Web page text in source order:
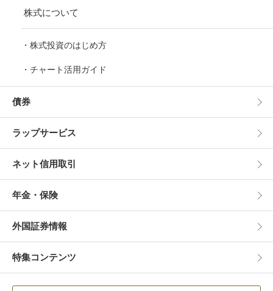
株式について
株式投資のはじめ方
チャート活用ガイド
債券
ラップサービス
ネット信用取引
年金・保険
外国証券情報
特集コンテンツ